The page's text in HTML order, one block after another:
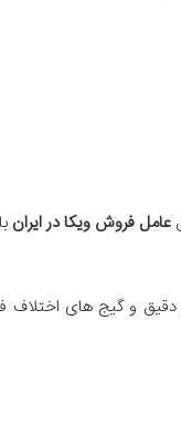
عامل فروش ویکا در ایران
دقیق و گیج های